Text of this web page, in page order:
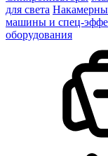
для света
машины и спец-
оборудования